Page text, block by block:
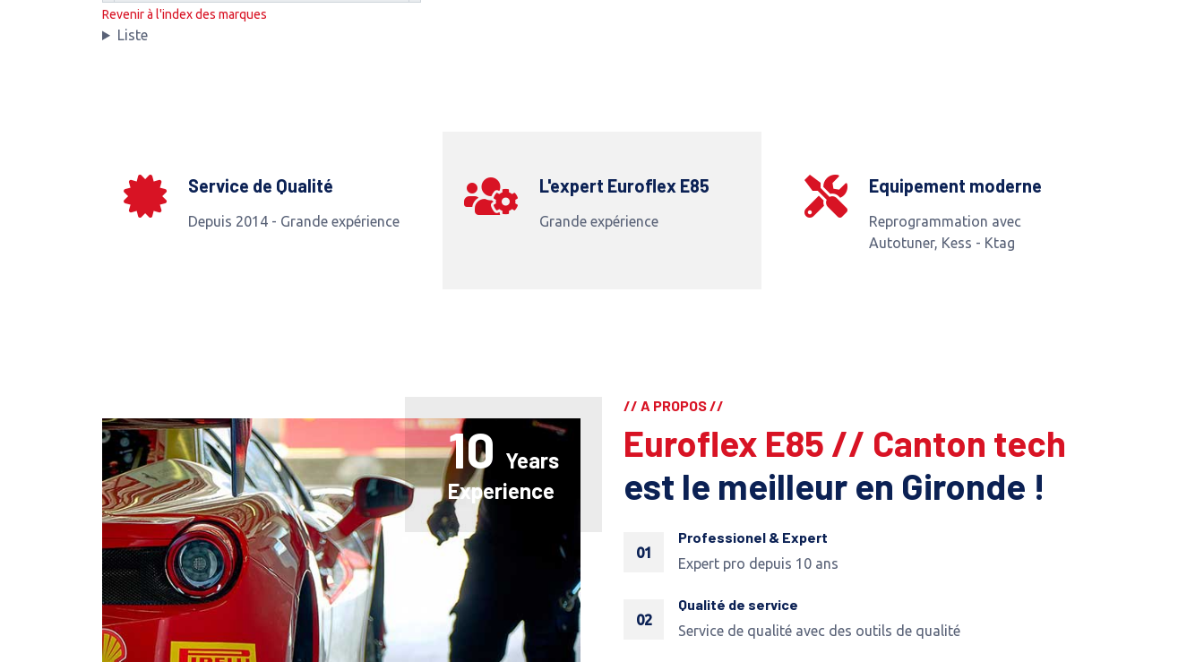
Revenir à l'index des marques
Liste
Service de Qualité
Depuis 2014 - Grande expérience
L'expert Euroflex E85
Grande expérience
Equipement moderne
Reprogrammation avec
Autotuner, Kess - Ktag
10 Years
Experience
// A PROPOS //
Euroflex E85 // Canton tech
est le meilleur en Gironde !
01
Professionel & Expert
Expert pro depuis 10 ans
02
Qualité de service
Service de qualité avec des outils de qualité